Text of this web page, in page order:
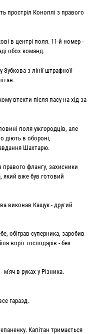
простріл Коноплі з правого
в центрі поля. 11-й номер -
обох команд.
Зубкова з лінії штрафної!
втекти після пасу на хід за
поля ужгородців, але
діють в обороні,
Шахтарю.
правого флангу, захисники
який вже був готовий
виконав Кащук - другий
обіграв суперника, заробив
воріт господарів - без
в руках у Різника.
гаразд.
Капітан тримається